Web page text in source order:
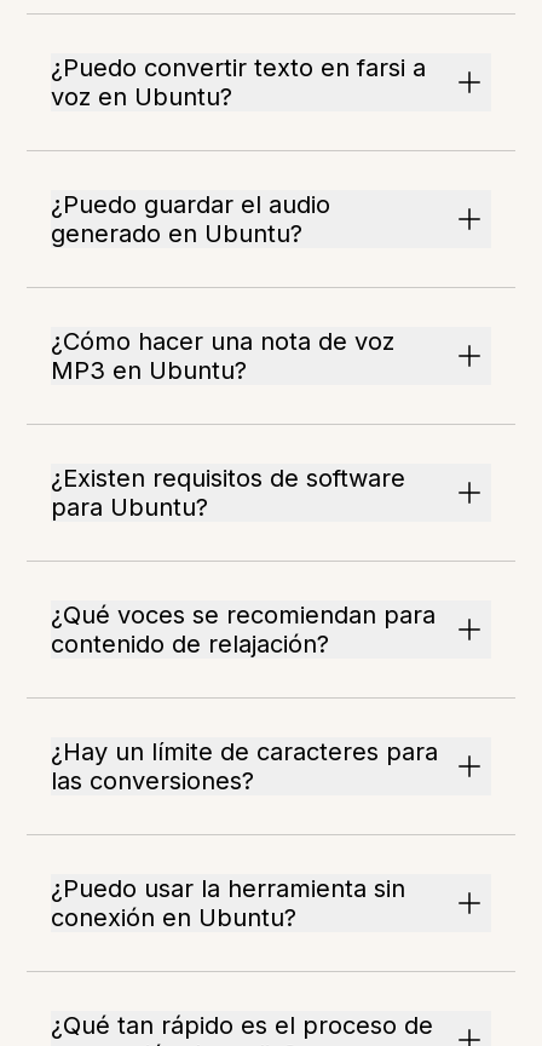
¿Puedo convertir texto en farsi a
voz en Ubuntu?
¿Puedo guardar el audio
generado en Ubuntu?
¿Cómo hacer una nota de voz
MP3 en Ubuntu?
¿Existen requisitos de software
para Ubuntu?
¿Qué voces se recomiendan para
contenido de relajación?
¿Hay un límite de caracteres para
las conversiones?
¿Puedo usar la herramienta sin
conexión en Ubuntu?
¿Qué tan rápido es el proceso de